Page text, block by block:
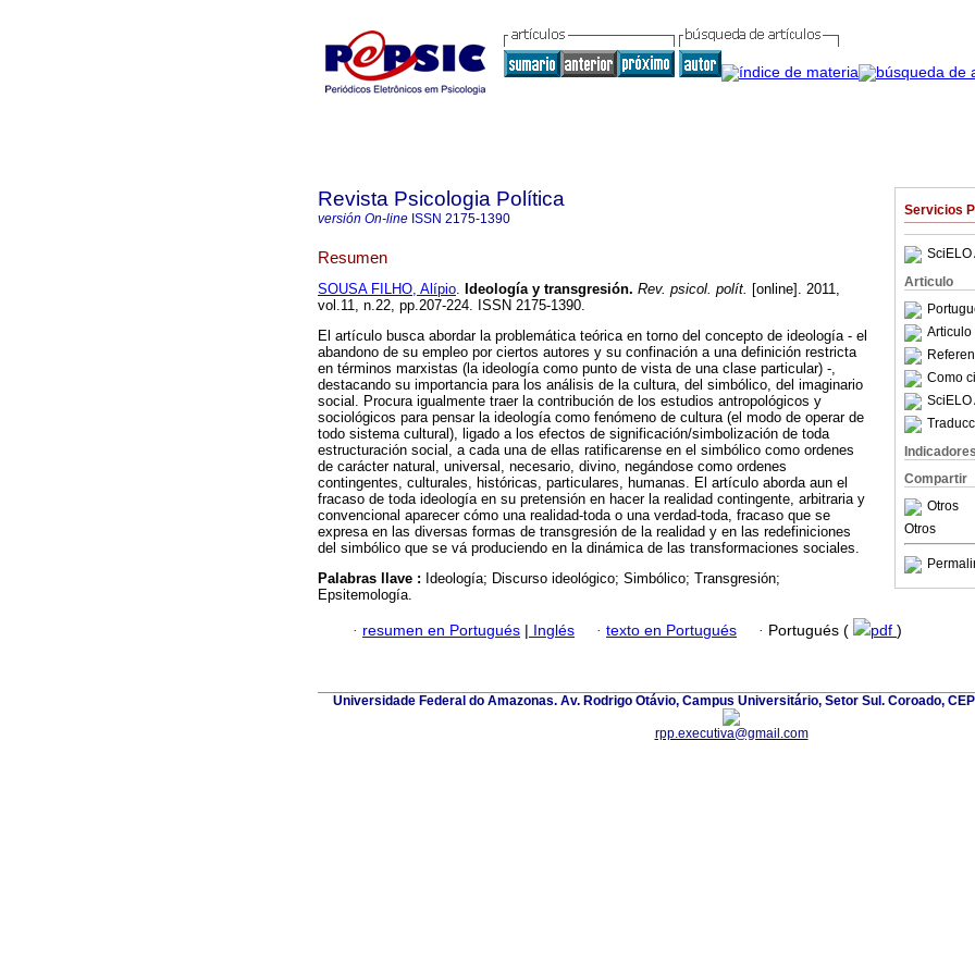
Servicios
SciELO
Articulo
Articulo
Como
SciELO
Indicadores
Compartir
Otros
Otros
Revista Psicologia Política
versión On-line ISSN 2175-1390
Resumen
SOUSA FILHO, Alípio. Ideología y transgresión. Rev. psicol. polít. [online]. 2011,
vol.11, n.22, pp.207-224. ISSN 2175-1390.
El artículo busca abordar la problemática teórica en torno del concepto de ideología - el
abandono de su empleo por ciertos autores y su confinación a una definición restricta
en términos marxistas (la ideología como punto de vista de una clase particular) -,
destacando su importancia para los análisis de la cultura, del simbólico, del imaginario
social. Procura igualmente traer la contribución de los estudios antropológicos y
sociológicos para pensar la ideología como fenómeno de cultura (el modo de operar de
todo sistema cultural), ligado a los efectos de significación/simbolización de toda
estructuración social, a cada una de ellas ratificarense en el simbólico como ordenes
de carácter natural, universal, necesario, divino, negándose como ordenes
contingentes, culturales, históricas, particulares, humanas. El artículo aborda aun el
fracaso de toda ideología en su pretensión en hacer la realidad contingente, arbitraria y
convencional aparecer cómo una realidad-toda o una verdad-toda, fracaso que se
expresa en las diversas formas de transgresión de la realidad y en las redefiniciones
del simbólico que se vá produciendo en la dinámica de las transformaciones sociales.
Palabras llave : Ideología; Discurso ideológico; Simbólico; Transgresión;
Epsitemología.
· resumen en Portugués | Inglés · texto en Portugués · Portugués ( pdf )
Universidade Federal do Amazonas. Av. Rodrigo Otávio, Campus Universitário, Setor Sul. Coroado,
rpp.executiva@gmail.com